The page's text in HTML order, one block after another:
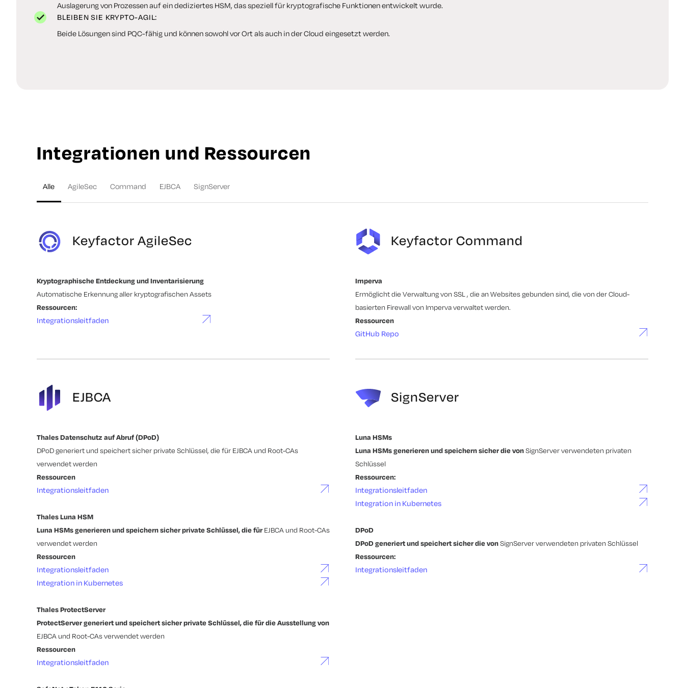
Auslagerung von Prozessen auf ein dediziertes HSM, das speziell für kryptografische Funktionen entwickelt wurde.
BLEIBEN SIE KRYPTO-AGIL:
Beide Lösungen sind PQC-fähig und können sowohl vor Ort als auch in der Cloud eingesetzt werden.
Integrationen und Ressourcen
Alle AgileSec Command EJBCA SignServer
Keyfactor AgileSec
Kryptographische Entdeckung und Inventarisierung
Automatische Erkennung aller kryptografischen Assets
Ressourcen:
Integrationsleitfaden
Keyfactor Command
Imperva
Ermöglicht die Verwaltung von SSL , die an Websites gebunden sind, die von der Cloud-
basierten Firewall von Imperva verwaltet werden.
Ressourcen
GitHub Repo
EJBCA
Thales Datenschutz auf Abruf (DPoD)
DPoD generiert und speichert sicher private Schlüssel, die für EJBCA und Root-CAs
verwendet werden
Ressourcen
Integrationsleitfaden
Thales Luna HSM
Luna HSMs generieren und speichern sicher private Schlüssel, die für EJBCA und Root-CAs
verwendet werden
Ressourcen
Integrationsleitfaden
Integration in Kubernetes
Thales ProtectServer
ProtectServer generiert und speichert sicher private Schlüssel, die für die Ausstellung von
EJBCA und Root-CAs verwendet werden
Ressourcen
Integrationsleitfaden
SignServer
Luna HSMs
Luna HSMs generieren und speichern sicher die vonSignServer verwendeten privaten
Schlüssel
Ressourcen:
Integrationsleitfaden
Integration in Kubernetes
DPoD
DPoD generiert und speichert sicher die vonSignServer verwendeten privaten Schlüssel
Ressourcen:
Integrationsleitfaden